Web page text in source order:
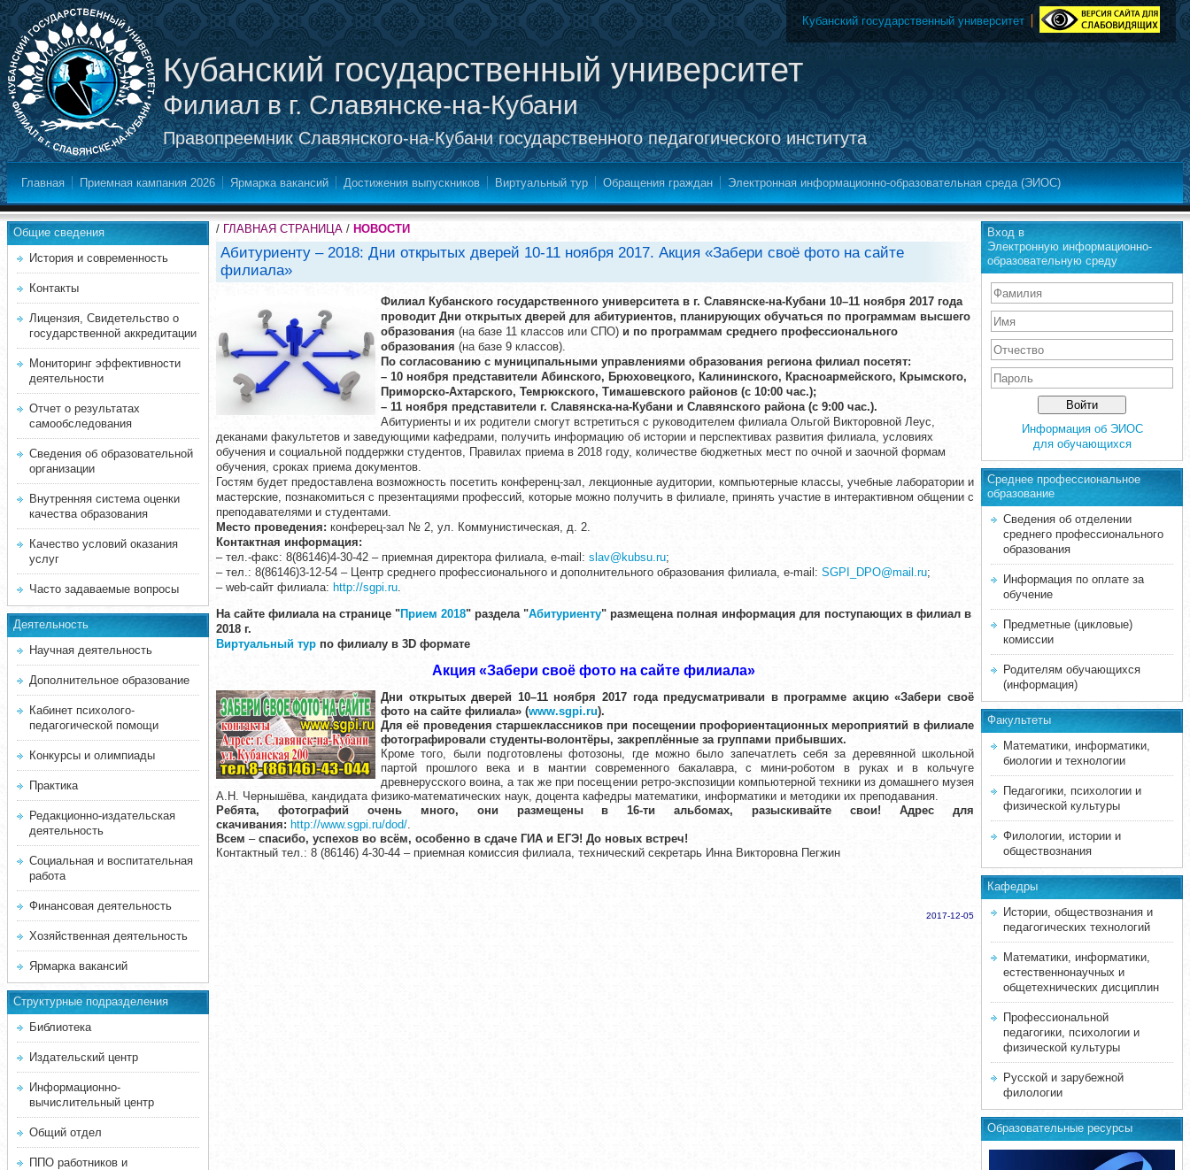
Кубанский государственный университет
Филиал в г. Славянске-на-Кубани
Правопреемник Славянского-на-Кубани государственного педагогического института
Кубанский государственный университет
Главная Приемная кампания 2026 Ярмарка вакансий Достижения выпускников Виртуальный тур Обращения граждан Электронная информационно-образовательная среда (ЭИОС)
Общие сведения
История и современность
Контакты
Лицензия, Свидетельство о
государственной аккредитации
Мониторинг эффективности
деятельности
Отчет о результатах
самообследования
Сведения об образовательной
организации
Внутренняя система оценки
качества образования
Качество условий оказания
услуг
Часто задаваемые вопросы
Деятельность
Научная деятельность
Дополнительное образование
Кабинет психолого-
педагогической помощи
Конкурсы и олимпиады
Практика
Редакционно-издательская
деятельность
Социальная и воспитательная
работа
Финансовая деятельность
Хозяйственная деятельность
Ярмарка вакансий
Структурные подразделения
Библиотека
Издательский центр
Информационно-
вычислительный центр
Общий отдел
ППО работников и
/ ГЛАВНАЯ СТРАНИЦА / НОВОСТИ
Абитуриенту – 2018: Дни открытых дверей 10-11 ноября 2017. Акция «Забери своё фото на сайте
филиала»
Филиал Кубанского государственного университета в г. Славянске-на-Кубани 10–11 ноября 2017 года
проводит Дни открытых дверей для абитуриентов, планирующих обучаться по программам высшего
образования (на базе 11 классов или СПО) и по программам среднего профессионального
образования (на базе 9 классов).
По согласованию с муниципальными управлениями образования региона филиал посетят:
– 10 ноября представители Абинского, Брюховецкого, Калининского, Красноармейского, Крымского,
Приморско-Ахтарского, Темрюкского, Тимашевского районов (с 10:00 час.);
– 11 ноября представители г. Славянска-на-Кубани и Славянского района (с 9:00 час.).
Абитуриенты и их родители смогут встретиться с руководителем филиала Ольгой Викторовной Леус,
деканами факультетов и заведующими кафедрами, получить информацию об истории и перспективах развития филиала, условиях
обучения и социальной поддержки студентов, Правилах приема в 2018 году, количестве бюджетных мест по очной и заочной формам
обучения, сроках приема документов.
Гостям будет предоставлена возможность посетить конференц-зал, лекционные аудитории, компьютерные классы, учебные лаборатории и
мастерские, познакомиться с презентациями профессий, которые можно получить в филиале, принять участие в интерактивном общении с
преподавателями и студентами.
Место проведения: конферец-зал № 2, ул. Коммунистическая, д. 2.
Контактная информация:
– тел.-факс: 8(86146)4-30-42 – приемная директора филиала, e-mail: slav@kubsu.ru;
– тел.: 8(86146)3-12-54 – Центр среднего профессионального и дополнительного образования филиала, e-mail: SGPI_DPO@mail.ru;
– web-сайт филиала: http://sgpi.ru.
На сайте филиала на странице "Прием 2018" раздела "Абитуриенту" размещена полная информация для поступающих в филиал в
2018 г.
Виртуальный тур по филиалу в 3D формате
Акция «Забери своё фото на сайте филиала»
Дни открытых дверей 10–11 ноября 2017 года предусматривали в программе акцию «Забери своё
фото на сайте филиала» (www.sgpi.ru).
Для её проведениястаршеклассников при посещении профориентационных мероприятий в филиале
фотографировали студенты-волонтёры, закреплённые за группами прибывших.
Кроме того, были подготовлены фотозоны, где можно было запечатлеть себя за деревянной школьной
партой прошлого века и в мантии современного бакалавра, с мини-роботом в руках и в кольчуге
древнерусского воина, а так же при посещении ретро-экспозиции компьютерной техники из домашнего музея
А.Н. Чернышёва, кандидата физико-математических наук, доцента кафедры математики, информатики и методики их преподавания.
Ребята, фотографий очень много, они размещены в 16-ти альбомах, разыскивайте свои!Адрес для
скачивания: http://www.sgpi.ru/dod/.
Всем –спасибо, успехов во всём, особенно в сдаче ГИА и ЕГЭ! До новых встреч!
Контактный тел.: 8 (86146) 4-30-44 –приемная комиссия филиала, технический секретарь Инна Викторовна Пегжин
2017-12-05
Вход в
Электронную информационно-
образовательную среду
Информация об ЭИОС
для обучающихся
Среднее професcиональное
образование
Сведения об отделении
среднего профессионального
образования
Информация по оплате за
обучение
Предметные (цикловые)
комиссии
Родителям обучающихся
(информация)
Факультеты
Математики, информатики,
биологии и технологии
Педагогики, психологии и
физической культуры
Филологии, истории и
обществознания
Кафедры
Истории, обществознания и
педагогических технологий
Математики, информатики,
естественнонаучных и
общетехнических дисциплин
Профессиональной
педагогики, психологии и
физической культуры
Русской и зарубежной
филологии
Образовательные ресурсы